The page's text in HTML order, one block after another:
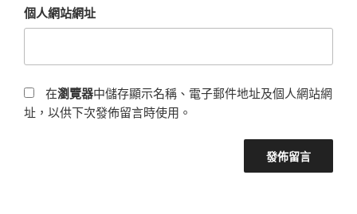
個人網站網址
在瀏覽器中儲存顯示名稱、電子郵件地址及個人網站網
址，以供下次發佈留言時使用。